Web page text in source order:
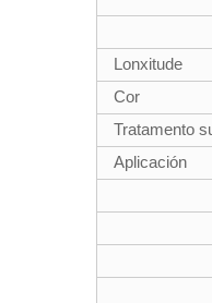
Lonxitude
Cor
Tratamento
Aplicación